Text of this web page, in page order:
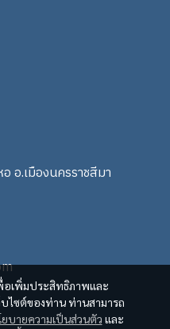
อเพิ่มประสิทธิภาพและ
ไซต์ของท่าน ท่านสามารถ
ยบายความเป็นส่วนตัว และ
อ.เมืองนครราชสีมา